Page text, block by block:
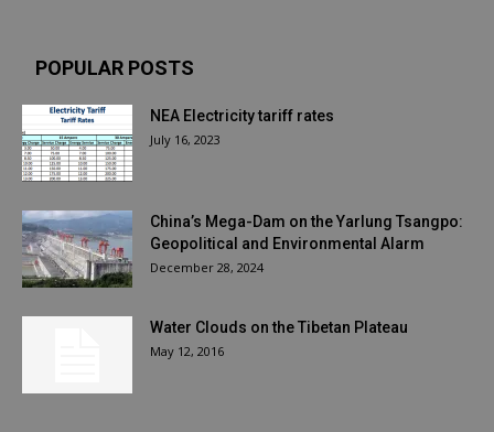
POPULAR POSTS
NEA Electricity tariff rates
July 16, 2023
China’s Mega-Dam on the Yarlung Tsangpo:
Geopolitical and Environmental Alarm
December 28, 2024
Water Clouds on the Tibetan Plateau
May 12, 2016